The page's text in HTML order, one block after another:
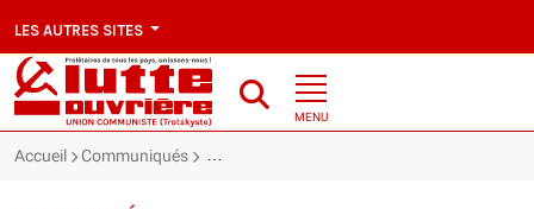
LES AUTRES SITES
MENU
Accueil Communiqués 7 et 8 décembre : le congrès de Lutte ouvrière